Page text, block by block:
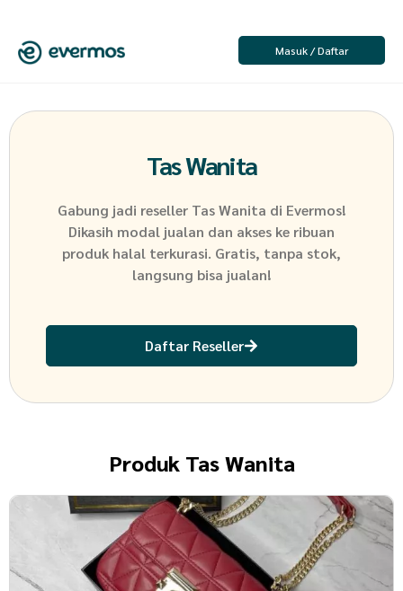
Masuk / Daftar
Tas Wanita
Gabung jadi reseller Tas Wanita di Evermos!
Dikasih modal jualan dan akses ke ribuan
produk halal terkurasi. Gratis, tanpa stok,
langsung bisa jualan!
Daftar Reseller
Produk Tas Wanita